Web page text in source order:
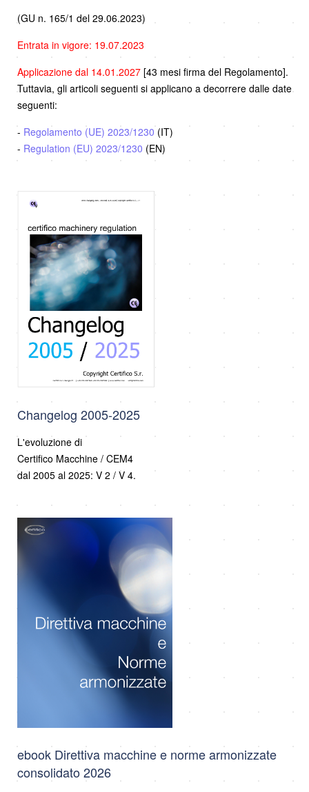
(GU n. 165/1 del 29.06.2023)
Entrata in vigore: 19.07.2023
Applicazione dal 14.01.2027 [43 mesi firma del Regolamento].
Tuttavia, gli articoli seguenti si applicano a decorrere dalle date
seguenti:
- Regolamento (UE) 2023/1230 (IT)
- Regulation (EU) 2023/1230 (EN)
Changelog 2005-2025
L'evoluzione di
Certifico Macchine / CEM4
dal 2005 al 2025: V 2 / V 4.
ebook Direttiva macchine e norme armonizzate
consolidato 2026